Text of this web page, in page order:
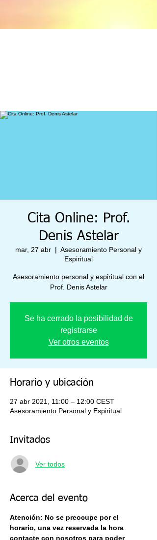
Cita Online: Prof.
Denis Astelar
mar, 27 abr
  |
Asesoramiento Personal y
Espiritual
Asesoramiento personal y espiritual con el
Prof. Denis Astelar
Se ha cerrado la posibilidad de
registrarse
Ver otros eventos
Horario y ubicación
27 abr 2021, 11:00 – 12:00 CEST
Asesoramiento Personal y Espiritual
Invitados
Ver todos
Acerca del evento
Atención: No se preocupe por el
horario, una vez reservada la hora
contacte con nosotros para poder